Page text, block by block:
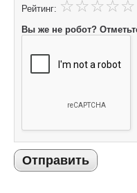
Рейтинг:
Вы же не робот?
Отправить